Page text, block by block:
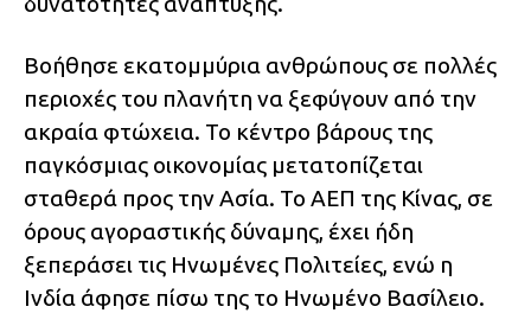
Βοήθησε εκατομμύρια ανθρώπους σε πολλές
περιοχές του πλανήτη να ξεφύγουν από την
ακραία φτώχεια. Το κέντρο βάρους της
παγκόσμιας οικονομίας μετατοπίζεται
σταθερά προς την Ασία. Το ΑΕΠ της Κίνας, σε
όρους αγοραστικής δύναμης, έχει ήδη
ξεπεράσει τις Ηνωμένες Πολιτείες, ενώ η
Ινδία άφησε πίσω της το Ηνωμένο Βασίλειο.